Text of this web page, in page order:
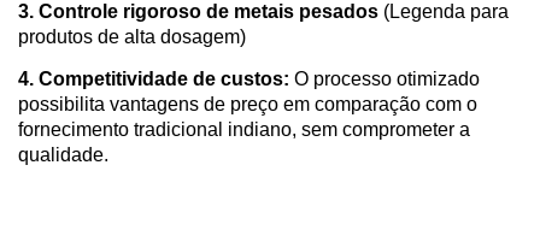
3. Controle rigoroso de metais pesados (Legenda para
produtos de alta dosagem)
4. Competitividade de custos: O processo otimizado
possibilita vantagens de preço em comparação com o
fornecimento tradicional indiano, sem comprometer a
qualidade.